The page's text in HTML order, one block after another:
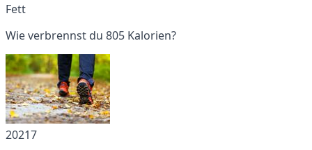
Fett
Wie verbrennst du 805 Kalorien?
20217